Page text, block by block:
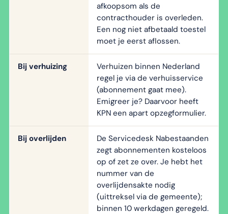
afkoopsom als de
contracthouder is overleden.
Een nog niet afbetaald toestel
moet je eerst aflossen.
Bij verhuizing
Verhuizen binnen Nederland
regel je via de verhuisservice
(abonnement gaat mee).
Emigreer je? Daarvoor heeft
KPN een apart opzegformulier.
Bij overlijden
De Servicedesk Nabestaanden
zegt abonnementen kosteloos
op of zet ze over. Je hebt het
nummer van de
overlijdensakte nodig
(uittreksel via de gemeente);
binnen 10 werkdagen geregeld.